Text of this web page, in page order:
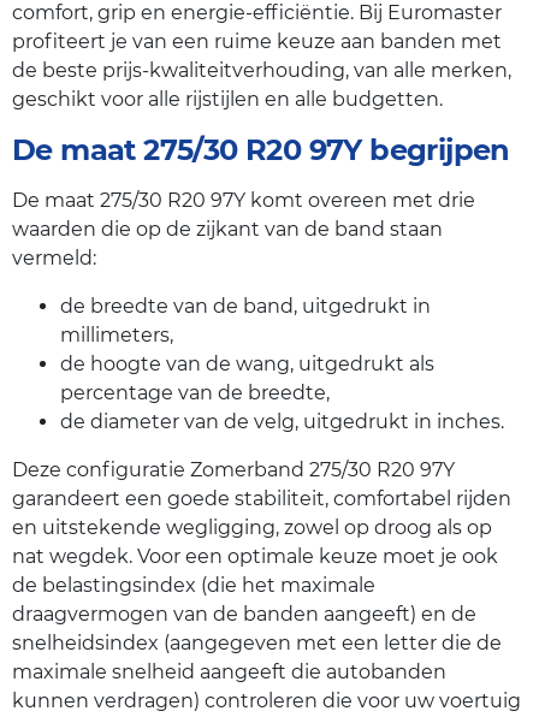
comfort, grip en energie-efficiëntie. Bij Euromaster
profiteert je van een ruime keuze aan banden met
de beste prijs-kwaliteitverhouding, van alle merken,
geschikt voor alle rijstijlen en alle budgetten.
De maat 275/30 R20 97Y begrijpen
De maat 275/30 R20 97Y komt overeen met drie
waarden die op de zijkant van de band staan
vermeld:
de breedte van de band, uitgedrukt in
millimeters,
de hoogte van de wang, uitgedrukt als
percentage van de breedte,
de diameter van de velg, uitgedrukt in inches.
Deze configuratie Zomerband 275/30 R20 97Y
garandeert een goede stabiliteit, comfortabel rijden
en uitstekende wegligging, zowel op droog als op
nat wegdek. Voor een optimale keuze moet je ook
de belastingsindex (die het maximale
draagvermogen van de banden aangeeft) en de
snelheidsindex (aangegeven met een letter die de
maximale snelheid aangeeft die autobanden
kunnen verdragen) controleren die voor uw voertuig